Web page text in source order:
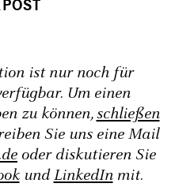
ist nur noch für
Um einen
zu können,schließen
Sie uns eine Mail
oder diskutieren Sie
undLinkedInmit.